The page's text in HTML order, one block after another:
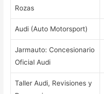
Rozas
Audi (Auto Motorsport)
Jarmauto: Concesionario
Oficial Audi
Taller Audi, Revisiones y